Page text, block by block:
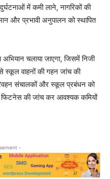
में कमी लाने, नागरिकों की
और प्रभावी अनुपालन को स्थापित
अभियान चलाया जाएगा, जिसमें निजी
स्कूल वाहनों की गहन जांच की
संचालकों और स्कूल प्रबंधन को
की जांच कर आवश्यक कमियों
-